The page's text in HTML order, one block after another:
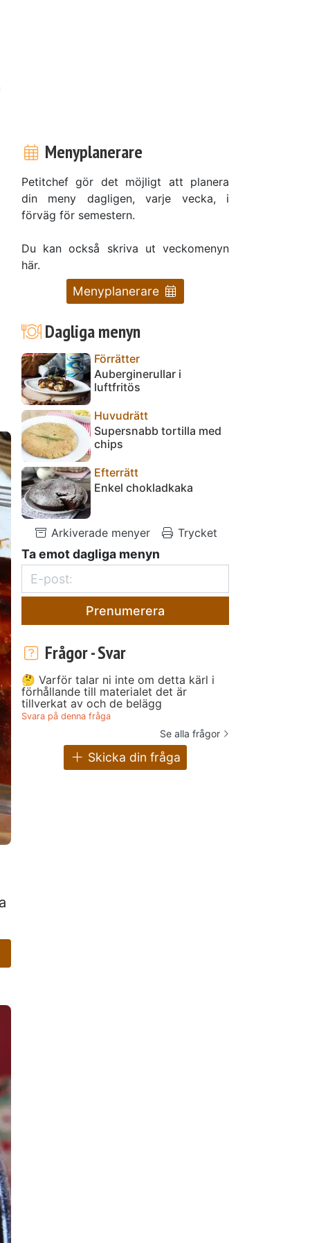
Menyplanerare
Petitchef gör det möjligt att planera
din meny dagligen, varje vecka, i
förväg för semestern.
Du kan också skriva ut veckomenyn
här.
Menyplanerare
Dagliga menyn
Förrätter
Auberginerullar i
luftfritös
Huvudrätt
Supersnabb tortilla med
chips
Efterrätt
Enkel chokladkaka
Arkiverade menyer Trycket
Ta emot dagliga menyn
Prenumerera
Frågor - Svar
🤔 Varför talar ni inte om detta kärl i
förhållande till materialet det är
tillverkat av och de belägg
Svara på denna fråga
Se alla frågor
Skicka din fråga